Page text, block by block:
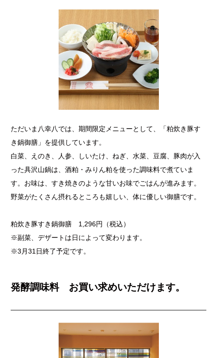
ただいま八幸八では、期間限定メニューとして、「粕炊き豚す
き鍋御膳」を提供しています。
白菜、えのき、人参、しいたけ、ねぎ、水菜、豆腐、豚肉が入
った具沢山鍋は、酒粕・みりん粕を使った調味料で煮ていま
す。お味は、すき焼きのような甘いお味でごはんが進みます。
野菜がたくさん摂れるところも嬉しい、体に優しい御膳です。
粕炊き豚すき鍋御膳 1,296円（税込）
※副菜、デザートは日によって変わります。
※3月31日終了予定です。
発酵調味料 お買い求めいただけます。